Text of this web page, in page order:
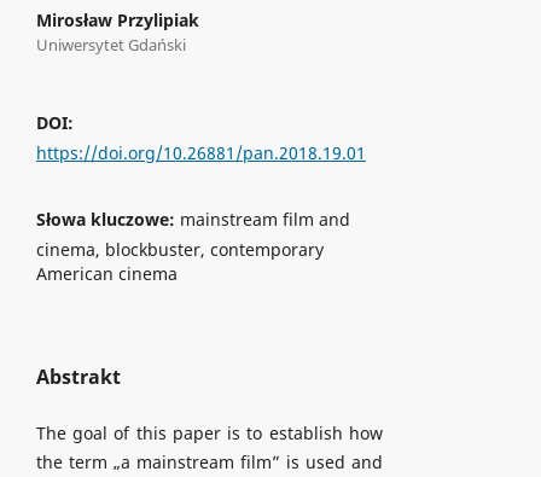
Mirosław Przylipiak
Uniwersytet Gdański
DOI:
https://doi.org/10.26881/pan.2018.19.01
Słowa kluczowe: mainstream film and
cinema, blockbuster, contemporary
American cinema
Abstrakt
The goal of this paper is to establish how
the term „a mainstream film” is used and